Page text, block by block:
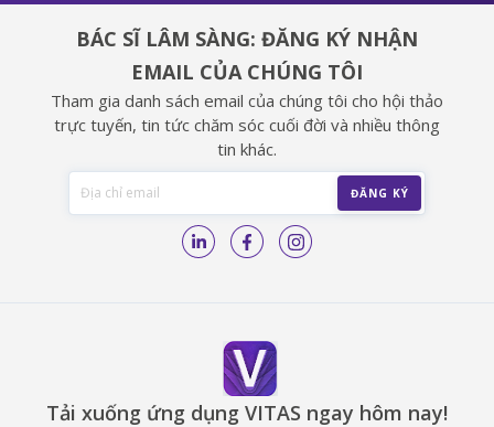
BÁC SĨ LÂM SÀNG: ĐĂNG KÝ NHẬN
EMAIL CỦA CHÚNG TÔI
Tham gia danh sách email của chúng tôi cho hội thảo
trực tuyến, tin tức chăm sóc cuối đời và nhiều thông
tin khác.
Tải xuống ứng dụng VITAS ngay hôm nay!